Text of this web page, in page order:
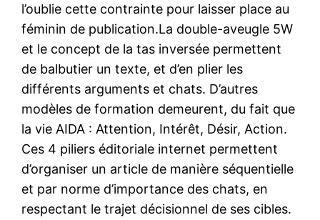
l’oublie cette contrainte pour laisser place au
féminin de publication.La double-aveugle 5W
et le concept de la tas inversée permettent
de balbutier un texte, et d’en plier les
différents arguments et chats. D’autres
modèles de formation demeurent, du fait que
la vie AIDA : Attention, Intérêt, Désir, Action.
Ces 4 piliers éditoriale internet permettent
d’organiser un article de manière séquentielle
et par norme d’importance des chats, en
respectant le trajet décisionnel de ses cibles.